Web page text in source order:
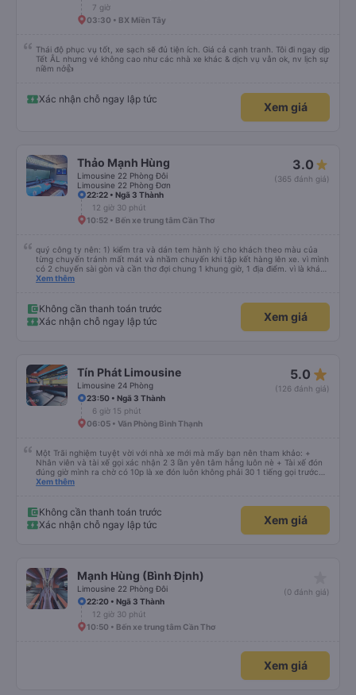
7 giờ
03:30 • BX Miền Tây
Thái độ phục vụ tốt, xe sạch sẽ đủ tiện ích. Giá cả cạnh tranh. Tôi đi ngay dịp
Tết ÂL nhưng vé không cao như các nhà xe khác & dịch vụ vẫn ok, nv lịch sự
niềm nở👍
Xác nhận chỗ ngay lập tức
Xem giá
Thảo Mạnh Hùng
Limousine 22 Phòng Đôi
Limousine 22 Phòng Đơn
3.0
(365 đánh giá)
22:22 • Ngã 3 Thành
12 giờ 30 phút
10:52 • Bến xe trung tâm Cần Thơ
quý công ty nên: 1) kiểm tra và dán tem hành lý cho khách theo màu của
từng chuyến tránh mất mát và nhầm chuyến khi tập kết hàng lên xe. vì mình
có 2 chuyến sài gòn và cần thơ đợi chung 1 khung giờ, 1 địa điểm. vì là khách
thân thiết của quý công ty nên rất hài lòng và tin tưởng. tuy nhiên rất mong
thì chắc chắn quy công ty là nhà xe được yêu thích và lựa chọn số 1 quy
nhơn. rất cảm ơn quý anh chị em cty cũng như chị Thảo đã lắng nghe và
tiếp nhận. " khách hàng thân thiết nhiều năm của nhà xe từ thời sinh viên"
Xem thêm
Không cần thanh toán trước
Xác nhận chỗ ngay lập tức
Xem giá
Tín Phát Limousine
Limousine 24 Phòng
5.0 star_rate
(126 đánh giá)
23:50 • Ngã 3 Thành
6 giờ 15 phút
06:05 • Văn Phòng Bình Thạnh
Một Trãi nghiệm tuyệt vời với nhà xe mới mà mấy bạn nên tham khảo: +
Nhân viên và tài xế gọi xác nhận 2 3 lần yên tâm hẵng luôn nè + Tài xế đón
đúng giờ mình ra chờ có 10p là xe đón luôn không phải 30 1 tiếng gọi trước
đợi cực + Xe mới, xịn, thơm và Đặt biệt là cực kỳ ưng mền gối trên xe luôn
trên không bị vướng chân như các xe khác mình từng đi + Tài xế lơ xe nhiệt
tình hỗ trợ hỏi đón trả cực bao nhiệt tình nhẹ nhàn luôn nha + Trên xe còn
có bánh nước, khăn lạnh. Tới trạm tài xế còn tinh ý chuẩn bị thêm khăn lạnh
Xem thêm
Không cần thanh toán trước
Xác nhận chỗ ngay lập tức
Xem giá
Mạnh Hùng (Bình Định)
Limousine 22 Phòng Đôi
(0 đánh giá)
22:20 • Ngã 3 Thành
12 giờ 30 phút
10:50 • Bến xe trung tâm Cần Thơ
Xem giá